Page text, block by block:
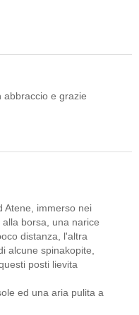
abbraccio e grazie
Atene, immerso nei
borsa, una narice
distanza, l'altra
alcune spinakopite,
posti lievita
ed una aria pulita a